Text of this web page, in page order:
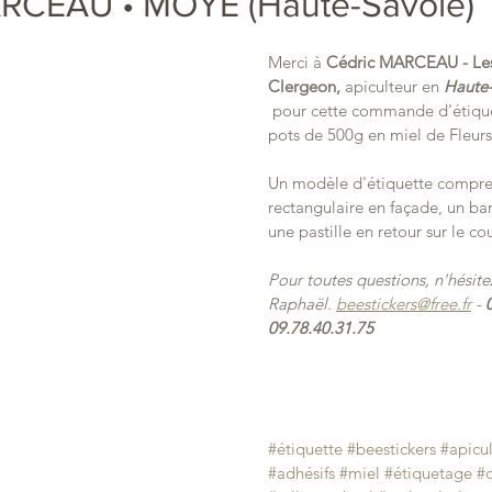
Merci à Cédric MARCEAU -
Clergeon, apiculteur en
pour cette commande
pots de 500g en miel de
Un modèle d'étiquette
rectangulaire en façade, un
une pastille en retour sur le
Pour toutes questions,
Raphaël. beestickers@free.fr -
09.78.40.31.75
#étiquette #beestickers
#adhésifs #miel #étiquetage